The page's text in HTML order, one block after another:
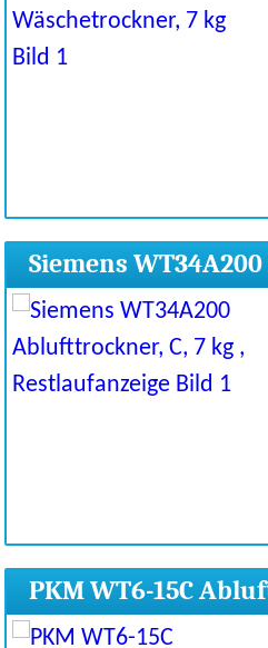
Siemens
Restlaufanzeige
PKM WT6-15C